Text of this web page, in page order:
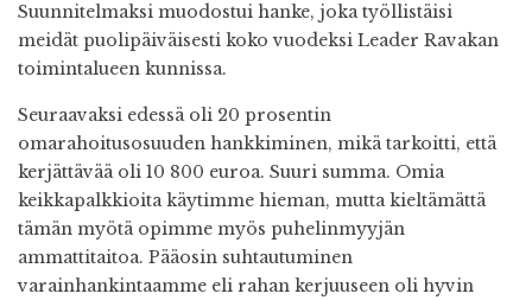
Suunnitelmaksi muodostui hanke, joka työllistäisi
meidät puolipäiväisesti koko vuodeksi Leader Ravakan
toimintalueen kunnissa.
Seuraavaksi edessä oli 20 prosentin
omarahoitusosuuden hankkiminen, mikä tarkoitti, että
kerjättävää oli 10 800 euroa. Suuri summa. Omia
keikkapalkkioita käytimme hieman, mutta kieltämättä
tämän myötä opimme myös puhelinmyyjän
ammattitaitoa. Pääosin suhtautuminen
varainhankintaamme eli rahan kerjuuseen oli hyvin